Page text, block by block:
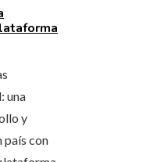
una
y
país con